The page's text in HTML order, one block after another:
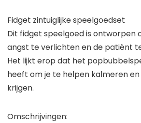
Fidget zintuiglijke speelgoedset
Dit fidget speelgoed is ontworpen
angst te verlichten en de patiënt
Het lijkt erop dat het
heeft om je te helpen kalmeren
krijgen.
Omschrijvingen: